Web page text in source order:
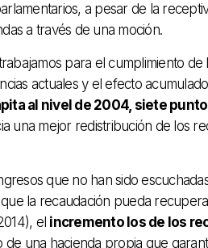
a pesar de la
a través de una moción.
para el cumplimiento
actuales y el efecto
al nivel de 2004, siete
una mejor redistribución de los
que no han sido
la recaudación pueda
el incremento los de los
de una hacienda propia que